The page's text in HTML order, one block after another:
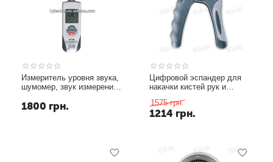
Измеритель уровня звука,
шумомер, звук измерения
1800 грн.
Цифровой эспандер для
накачки кистей рук и
отслеживать несколько
параметров тренировки
1575 грн.
1214 грн.